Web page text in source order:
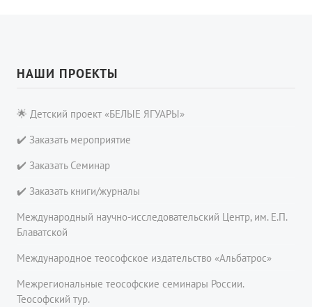
НАШИ ПРОЕКТЫ
🌟 Детский проект «БЕЛЫЕ ЯГУАРЫ»
✔️ Заказать мероприятие
✔️ Заказать Семинар
✔️ Заказать книги/журналы
Международный научно-исследовательский Центр, им. Е.П.
Блаватской
Международное теософское издательство «Альбатрос»
Межрегиональные теософские семинары России.
Теософский тур.